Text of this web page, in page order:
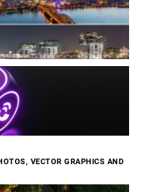
VECTOR GRAPHICS AND